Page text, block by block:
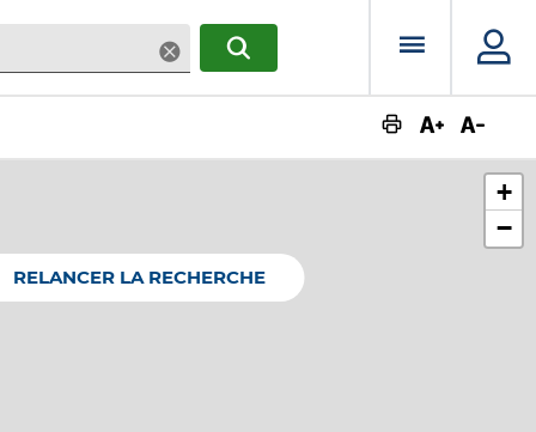
SupprimerRECHERCHERMenu
+
−
RELANCER LA RECHERCHE